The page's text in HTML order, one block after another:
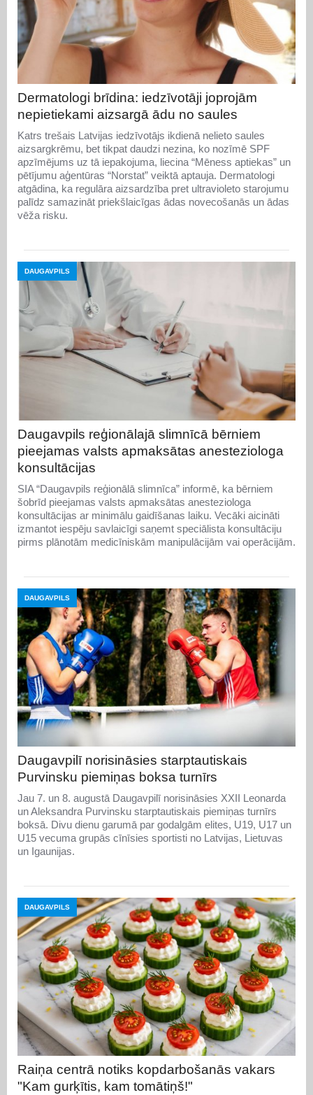
Dermatologi brīdina: iedzīvotāji joprojām
nepietiekami aizsargā ādu no saules
Katrs trešais Latvijas iedzīvotājs ikdienā nelieto saules
aizsargkrēmu, bet tikpat daudzi nezina, ko nozīmē SPF
apzīmējums uz tā iepakojuma, liecina “Mēness aptiekas” un
pētījumu aģentūras “Norstat” veiktā aptauja. Dermatologi
atgādina, ka regulāra aizsardzība pret ultravioleto starojumu
palīdz samazināt priekšlaicīgas ādas novecošanās un ādas
vēža risku.
DAUGAVPILS
Daugavpils reģionālajā slimnīcā bērniem
pieejamas valsts apmaksātas anesteziologa
konsultācijas
SIA “Daugavpils reģionālā slimnīca” informē, ka bērniem
šobrīd pieejamas valsts apmaksātas anesteziologa
konsultācijas ar minimālu gaidīšanas laiku. Vecāki aicināti
izmantot iespēju savlaicīgi saņemt speciālista konsultāciju
pirms plānotām medicīniskām manipulācijām vai operācijām.
DAUGAVPILS
Daugavpilī norisināsies starptautiskais
Purvinsku piemiņas boksa turnīrs
Jau 7. un 8. augustā Daugavpilī norisināsies XXII Leonarda
un Aleksandra Purvinsku starptautiskais piemiņas turnīrs
boksā. Divu dienu garumā par godalgām elites, U19, U17 un
U15 vecuma grupās cīnīsies sportisti no Latvijas, Lietuvas
un Igaunijas.
DAUGAVPILS
Raiņa centrā notiks kopdarbošanās vakars
"Kam gurķītis, kam tomātiņš!"